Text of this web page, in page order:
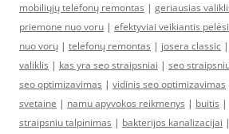
mobiliųjų telefonų remontas | geriausias
priemone nuo voru | efektyviai veikiantis
nuo vorų | telefonų remontas | josera classic |
valiklis | kas yra seo straipsniai | seo
seo optimizavimas | vidinis seo optimizavimas
svetaine | namu apyvokos reikmenys | buitis |
straipsniu talpinimas | bakterijos kanalizacijai |